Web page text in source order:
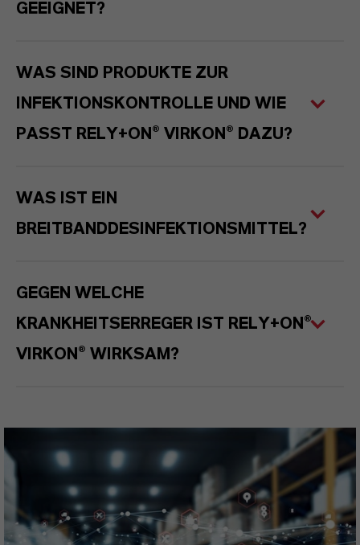
GEEIGNET?
WAS SIND PRODUKTE ZUR
INFEKTIONSKONTROLLE UND WIE
PASST RELY+ON® VIRKON® DAZU?
WAS IST EIN
BREITBANDDESINFEKTIONSMITTEL?
GEGEN WELCHE
KRANKHEITSERREGER IST RELY+ON®
VIRKON® WIRKSAM?